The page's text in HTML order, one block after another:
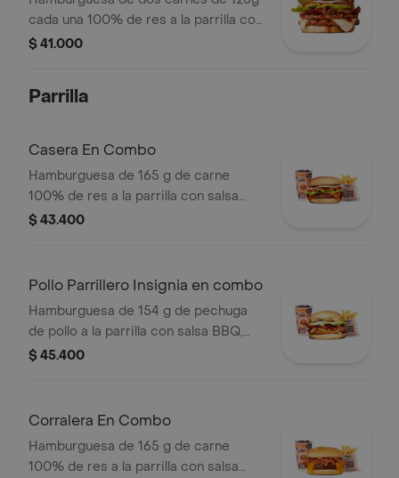
cada una 100% de res a la parrilla con
salsa BBQ, tocineta, queso
tomate y mostaza en pan papa
$ 41.000
Parrilla
Casera En Combo
Hamburguesa de 165 g de carne
100% de res a la parrilla con salsa
bbq, queso americano, cebolla,
cascos) + bebida
$ 43.400
Pollo Parrillero Insignia en combo
Hamburguesa de 154 g de pechuga
de pollo a la parrilla con salsa BBQ,
tocineta, una tajada de queso tipo
pan papa + papas medianas (Corral o
$ 45.400
Corralera En Combo
Hamburguesa de 165 g de carne
100% de res a la parrilla con salsa